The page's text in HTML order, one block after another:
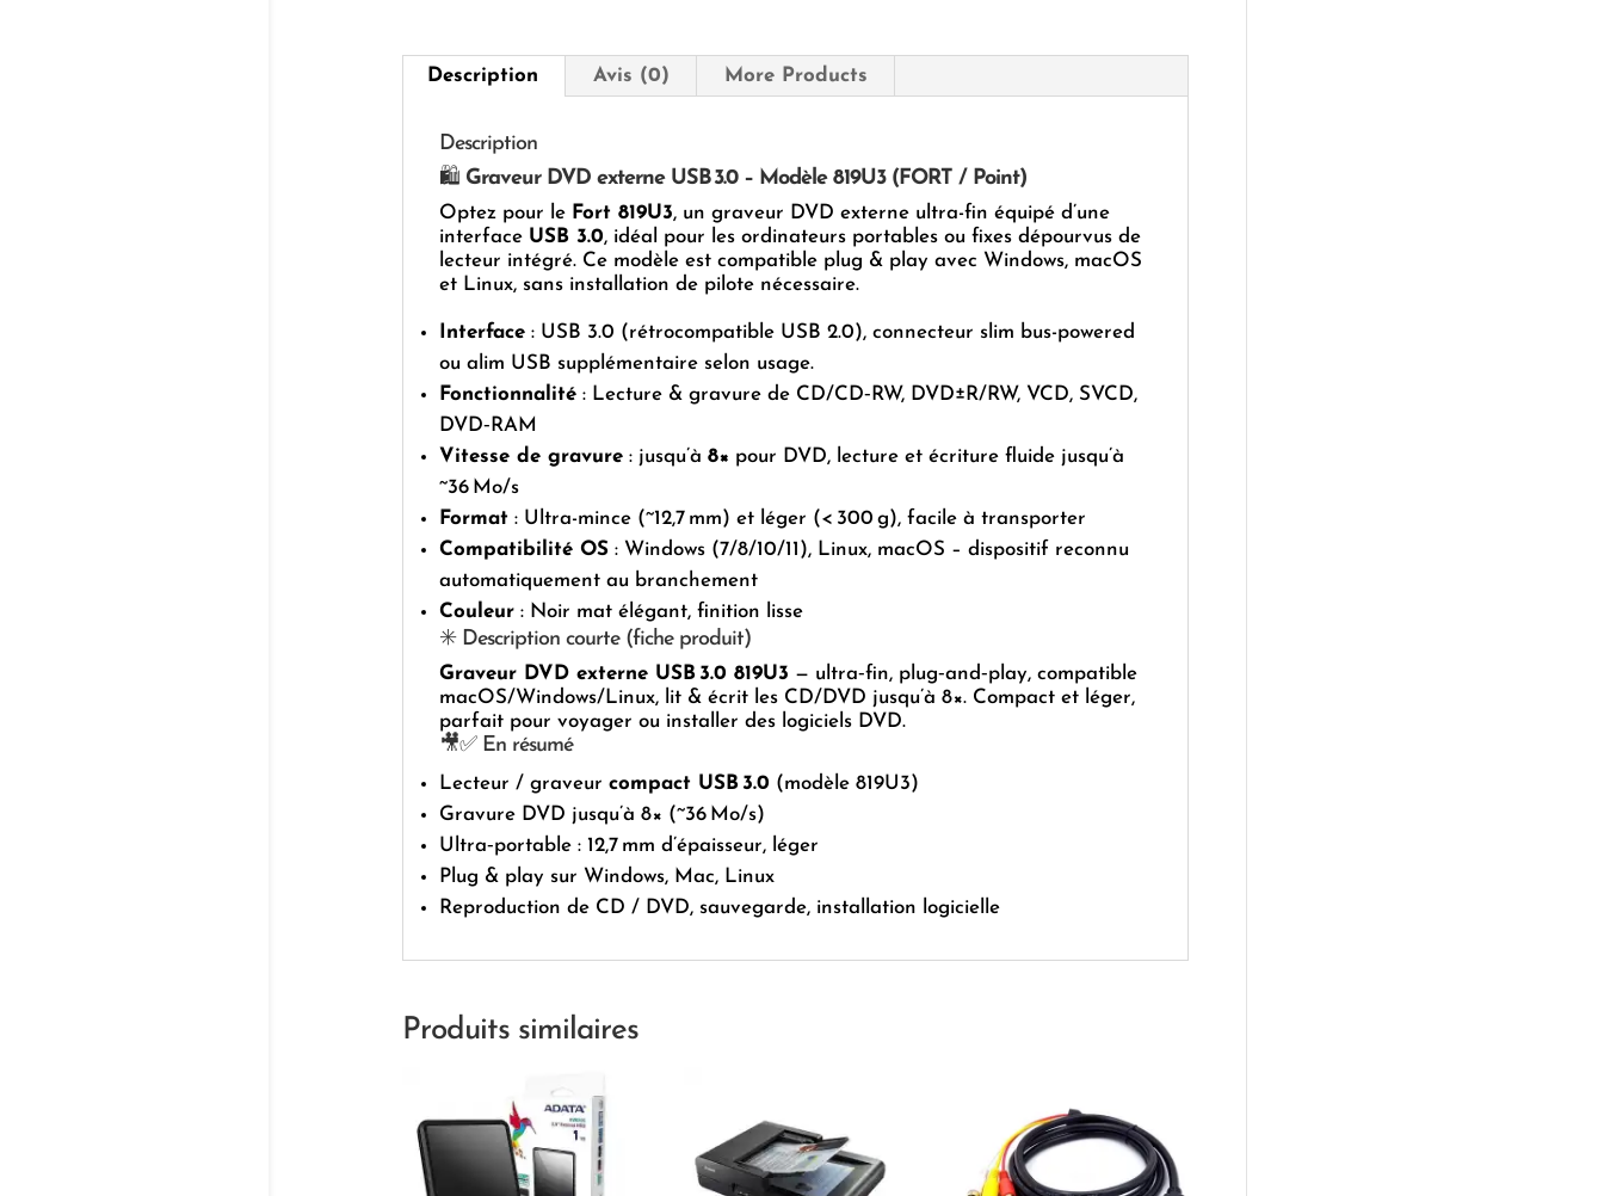
Description Avis (0) More Products
Description
🛍️ Graveur DVD externe USB 3.0 – Modèle 819U3 (FORT / Point)
Optez pour le Fort 819U3, un graveur DVD externe ultra-fin équipé d’une
interface USB 3.0, idéal pour les ordinateurs portables ou fixes dépourvus de
lecteur intégré. Ce modèle est compatible plug & play avec Windows, macOS
et Linux, sans installation de pilote nécessaire.
Interface: USB 3.0 (rétrocompatible USB 2.0), connecteur slim bus-powered
ou alim USB supplémentaire selon usage.
Fonctionnalité: Lecture & gravure de CD/CD‑RW, DVD±R/RW, VCD, SVCD,
DVD‑RAM
Vitesse de gravure: jusqu’à 8× pour DVD, lecture et écriture fluide jusqu’à
~36 Mo/s
Format: Ultra-mince (~12,7 mm) et léger (< 300 g), facile à transporter
Compatibilité OS : Windows (7/8/10/11), Linux, macOS – dispositif reconnu
automatiquement au branchement
Couleur: Noir mat élégant, finition lisse
✳️ Description courte (fiche produit)
Graveur DVD externe USB 3.0 819U3 — ultra‑fin, plug‑and‑play, compatible
macOS/Windows/Linux, lit & écrit les CD/DVD jusqu’à 8×. Compact et léger,
parfait pour voyager ou installer des logiciels DVD.
🎥✅ En résumé
Lecteur / graveur compact USB 3.0 (modèle 819U3)
Gravure DVD jusqu’à 8× (~36 Mo/s)
Ultra‑portable : 12,7 mm d’épaisseur, léger
Plug & play sur Windows, Mac, Linux
Reproduction de CD / DVD, sauvegarde, installation logicielle
Produits similaires